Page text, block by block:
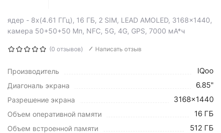
ядер - 8x(4.61 ГГц), 16 ГБ, 2 SIM, LEAD AMOLED, 3168x1440,
камера 50+50+50 Мп, NFC, 5G, 4G, GPS, 7000 мА*ч
(0 отзывов) Написать отзыв
Производитель IQoo
Диагональ экрана 6.85"
Разрешение экрана 3168x1440
Объем оперативной памяти 16 ГБ
Объем встроенной памяти 512 ГБ